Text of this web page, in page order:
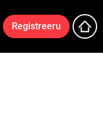
Registreeru